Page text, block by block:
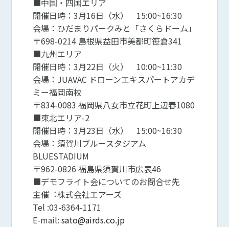
■中国・四国エリア
開催日時：3月16日（水） 15:00~16:30
会場：ひだまりパークみと「さくらドーム」
〒698-0214 島根県益田市美都町笹倉341
■九州エリア
開催日時：3月22日（火） 10:00~11:30
会場：JUAVAC ドローンエキスパートアカデ
ミー福岡南校
〒834-0083 福岡県八女市立花町上辺春1080
■東北エリア-2
開催日時：3月23日（水） 15:00~16:30
会場：須賀川ブルースタジアム
BLUESTADIUM
〒962-0826 福島県須賀川市広表46
■デモフライト会についてのお問合せ先
主催︓株式会社エアーズ
Tel :03-6364-1171
E-mail: sato@airds.co.jp